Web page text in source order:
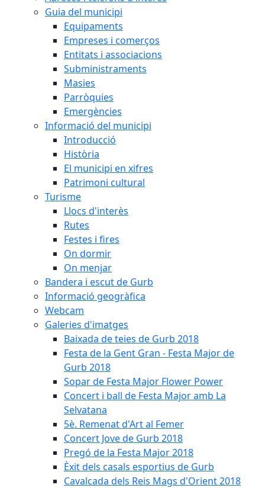
Guia del municipi
Equipaments
Empreses i comerços
Entitats i associacions
Subministraments
Masies
Parròquies
Emergències
Informació del municipi
Introducció
Història
El municipi en xifres
Patrimoni cultural
Turisme
Llocs d'interès
Rutes
Festes i fires
On dormir
On menjar
Bandera i escut de Gurb
Informació geogràfica
Webcam
Galeries d'imatges
Baixada de teies de Gurb 2018
Festa de la Gent Gran - Festa Major de
Gurb 2018
Sopar de Festa Major Flower Power
Concert i ball de Festa Major amb La
Selvatana
5è. Remenat d'Art al Femer
Concert Jove de Gurb 2018
Pregó de la Festa Major 2018
Èxit dels casals esportius de Gurb
Cavalcada dels Reis Mags d'Orient 2018